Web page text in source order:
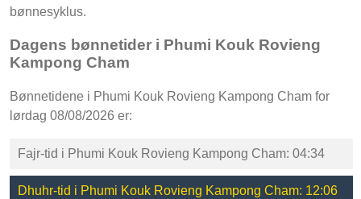
bønnesyklus.
Dagens bønnetider i Phumi Kouk Rovieng
Kampong Cham
Bønnetidene i Phumi Kouk Rovieng Kampong Cham for
lørdag 08/08/2026 er:
Fajr-tid i Phumi Kouk Rovieng Kampong Cham: 04:34
Dhuhr-tid i Phumi Kouk Rovieng Kampong Cham: 12:06